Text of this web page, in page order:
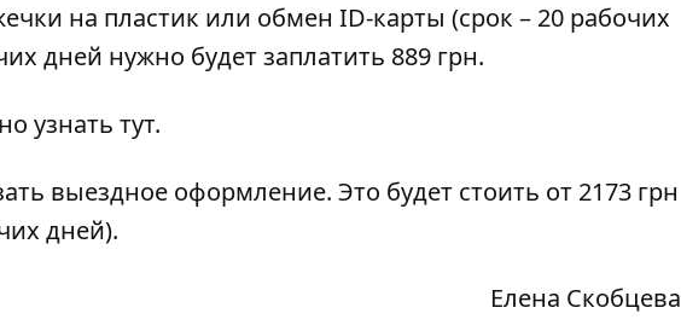
на пластик или обмен ID-карты (срок – 20 рабочих
дней нужно будет заплатить 889 грн.
узнать тут.
выездное оформление. Это будет стоить от 2173 грн
дней).
Елена Скобцева